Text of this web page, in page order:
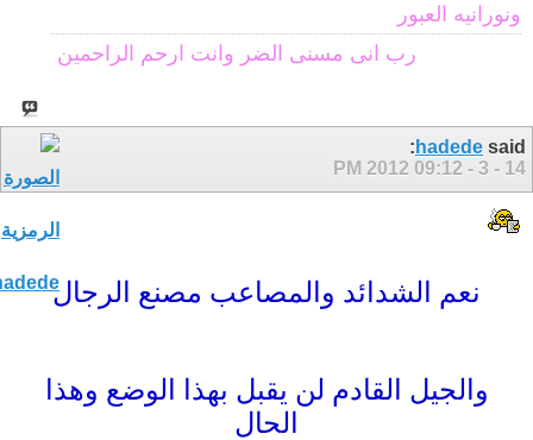
ونورانيه العبور
رب انى مسنى الضر وانت ارحم الراحمين
hadede said:
14 - 3 - 2012
09:12 PM
نعم الشدائد والمصاعب مصنع الرجال
والجيل القادم لن يقبل بهذا الوضع وهذا
الحال